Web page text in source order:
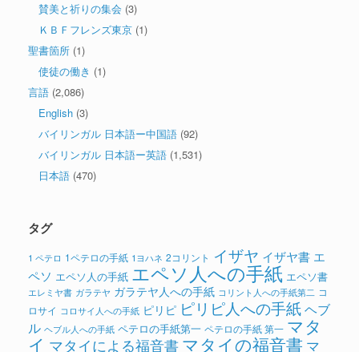
賛美と祈りの集会 (3)
ＫＢＦフレンズ東京 (1)
聖書箇所 (1)
使徒の働き (1)
言語 (2,086)
English (3)
バイリンガル 日本語ー中国語 (92)
バイリンガル 日本語ー英語 (1,531)
日本語 (470)
タグ
1 ペテロ 1ペテロの手紙 1ヨハネ 2コリント イザヤ イザヤ書 エ
ペソ エペソ人の手紙 エペソ人への手紙 エペソ書
エレミヤ書 ガラテヤ ガラテヤ人への手紙 コリント人への手紙第二 コ
ロサイ コロサイ人への手紙 ピリピ ピリピ人への手紙ヘブ
ル ヘブル人への手紙 ペテロの手紙第一 ペテロの手紙 第一 マタ
イ マタイによる福音書 マタイの福音書 マ